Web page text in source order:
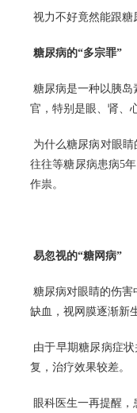
视力不好竟然能跟糖
糖尿病的“多宗罪”
糖尿病是一种以胰
官，特别是眼、肾、
为什么糖尿病对眼
往往等糖尿病患病5
作祟。
易忽视的“糖网病”
糖尿病对眼睛的伤
缺血，视网膜逐渐新
由于早期糖尿病症
复，治疗效果较差。
眼科医生一再提醒